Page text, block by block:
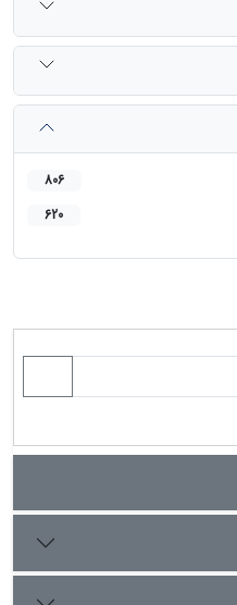
806
620